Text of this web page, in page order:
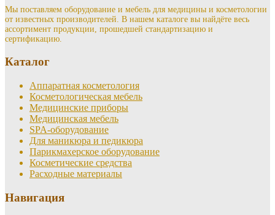
Мы поставляем оборудование и мебель для медицины и косметологии
от известных производителей. В нашем каталоге вы найдёте весь
ассортимент продукции, прошедшей стандартизацию и
сертификацию.
Каталог
Аппаратная косметология
Косметологическая мебель
Медицинские приборы
Медицинская мебель
SPA-оборудование
Для маникюра и педикюра
Парикмахерское оборудование
Косметические средства
Расходные материалы
Навигация